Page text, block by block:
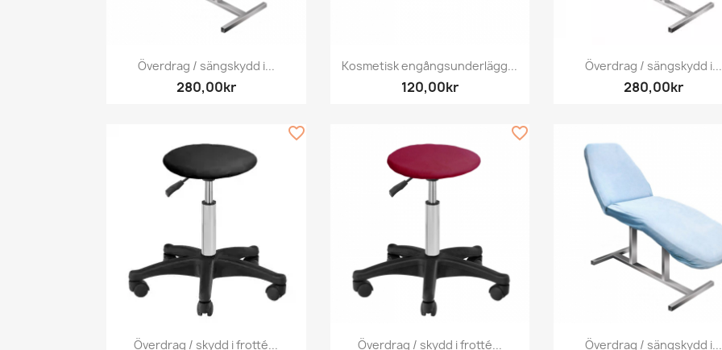
Snabbvy
Överdrag / sängskydd i...
280,00kr
Snabbvy
Kosmetisk engångsunderlägg...
120,00kr
Snabbvy
Överdrag / sängskydd i...
280,00kr
 Snabbvy
Överdrag / skydd i frotté...
favorite_border
 Snabbvy
Överdrag / skydd i frotté...
favorite_border
Snabbvy
Överdrag / sängskydd i...